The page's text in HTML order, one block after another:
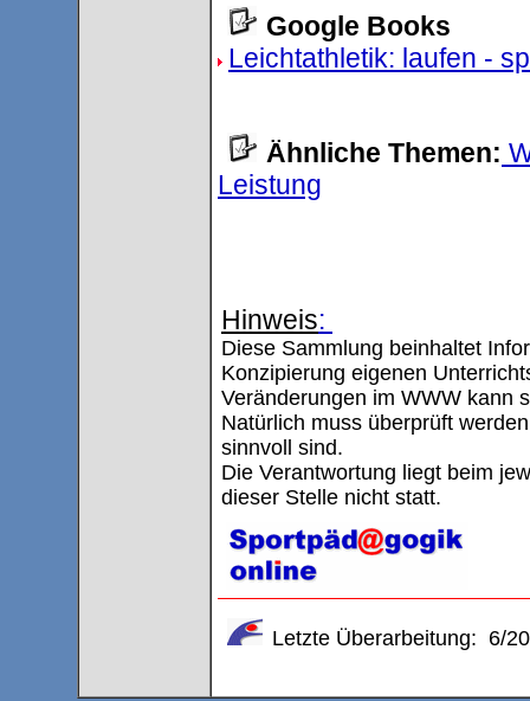
Google Books
Leichtathletik: laufen -
Ähnliche Themen:
Leistung
Hinweis:
Diese Sammlung beinhaltet
Konzipierung eigenen
Veränderungen im WWW kann
Natürlich muss überprüft
sinnvoll sind.
Die Verantwortung liegt beim
dieser Stelle nicht statt.
Letzte Überarbeitung: 6/